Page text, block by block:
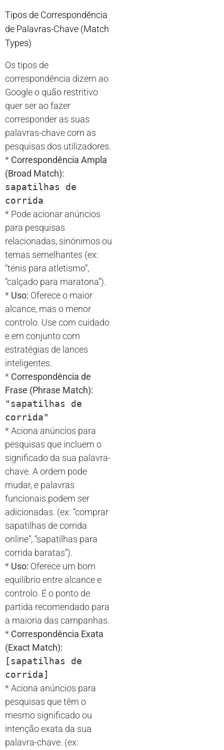
Tipos de Correspondência
de Palavras-Chave (Match
Types)
Os tipos de
correspondência dizem ao
Google o quão restritivo
quer ser ao fazer
corresponder as suas
palavras-chave com as
pesquisas dos utilizadores.
* Correspondência Ampla
(Broad Match):
sapatilhas de
corrida
* Pode acionar anúncios
para pesquisas
relacionadas, sinónimos ou
temas semelhantes (ex:
“ténis para atletismo”,
“calçado para maratona”).
* Uso: Oferece o maior
alcance, mas o menor
controlo. Use com cuidado
e em conjunto com
estratégias de lances
inteligentes.
* Correspondência de
Frase (Phrase Match):
"sapatilhas de
corrida"
* Aciona anúncios para
pesquisas que incluem o
significado da sua palavra-
chave. A ordem pode
mudar, e palavras
funcionais podem ser
adicionadas. (ex: “comprar
sapatilhas de corrida
online”, “sapatilhas para
corrida baratas”).
* Uso: Oferece um bom
equilíbrio entre alcance e
controlo. É o ponto de
partida recomendado para
a maioria das campanhas.
* Correspondência Exata
(Exact Match):
[sapatilhas de
corrida]
* Aciona anúncios para
pesquisas que têm o
mesmo significado ou
intenção exata da sua
palavra-chave. (ex: